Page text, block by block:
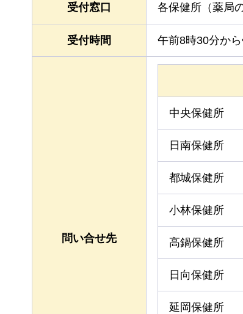
受付窓口 各保健所（薬局
受付時間 午前8時30分か
問い合せ先
中央保健所
日南保健所
都城保健所
小林保健所
高鍋保健所
日向保健所
延岡保健所